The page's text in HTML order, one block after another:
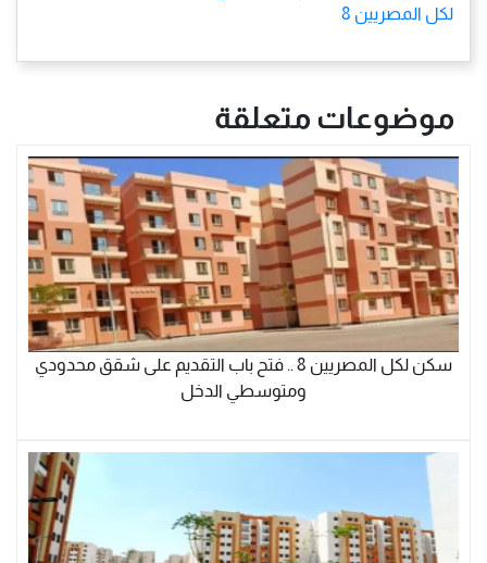
لكل المصريين 8
موضوعات متعلقة
سكن لكل المصريين 8 .. فتح باب التقديم على شقق محدودي
ومتوسطي الدخل